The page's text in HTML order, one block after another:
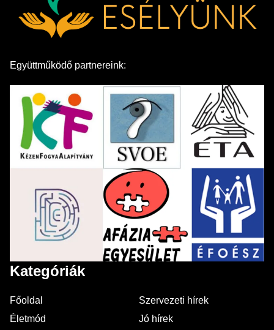
Együttműködő partnereink:
Kategóriák
Főoldal
Szervezeti hírek
Életmód
Jó hírek